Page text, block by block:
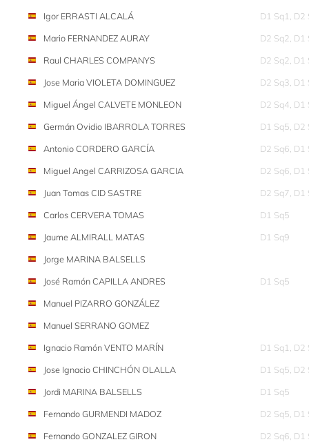
Igor ERRASTI ALCALÁ
D1 Sq1, D2
Mario FERNANDEZ AURAY
D2 Sq2, D1
Raul CHARLES COMPANYS
D2 Sq2, D1
Jose Maria VIOLETA DOMINGUEZ
D2 Sq3, D1
Miguel Ángel CALVETE MONLEON
D2 Sq4, D1
Germán Ovidio IBARROLA TORRES
D1 Sq5, D2
Antonio CORDERO GARCÍA
D2 Sq6, D1
Miguel Angel CARRIZOSA GARCIA
D2 Sq6, D1
Juan Tomas CID SASTRE
D2 Sq7, D1
Carlos CERVERA TOMAS
D1 Sq5
Jaume ALMIRALL MATAS
D1 Sq9
Jorge MARINA BALSELLS
José Ramón CAPILLA ANDRES
D1 Sq5
Manuel PIZARRO GONZÁLEZ
Manuel SERRANO GOMEZ
Ignacio Ramón VENTO MARÍN
D1 Sq1, D2
Jose Ignacio CHINCHÓN OLALLA
D1 Sq5, D2
Jordi MARINA BALSELLS
D1 Sq5
Fernando GURMENDI MADOZ
D2 Sq5, D1
Fernando GONZALEZ GIRON
D2 Sq6, D1